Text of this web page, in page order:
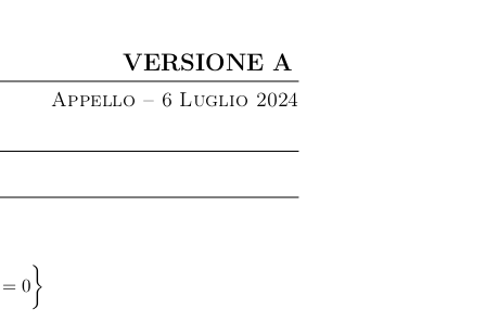
VERSIONE A
Appello – 6 Luglio 2024
= 0
}